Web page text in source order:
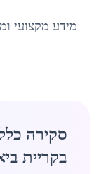
מידע מקצועי
סקירה
בקריית